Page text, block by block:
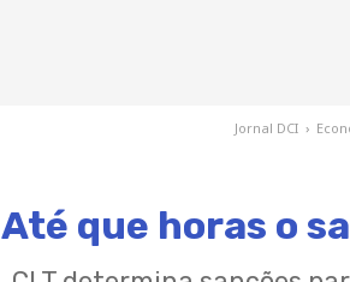
Jornal DCI ›
Até que horas o